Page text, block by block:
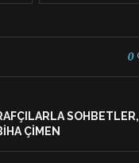
0
SOHBETLER,
ÇIMEN